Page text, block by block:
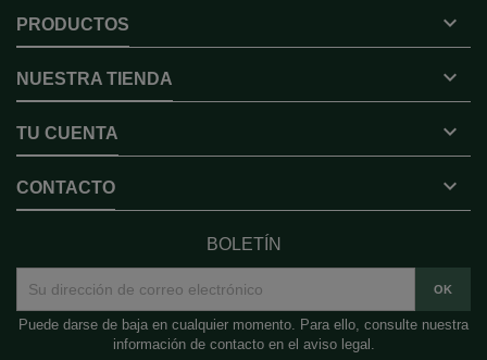
PRODUCTOS 
NUESTRA TIENDA 
TU CUENTA 
CONTACTO 
BOLETÍN
Puede darse de baja en cualquier momento. Para ello, consulte nuestra
información de contacto en el aviso legal.